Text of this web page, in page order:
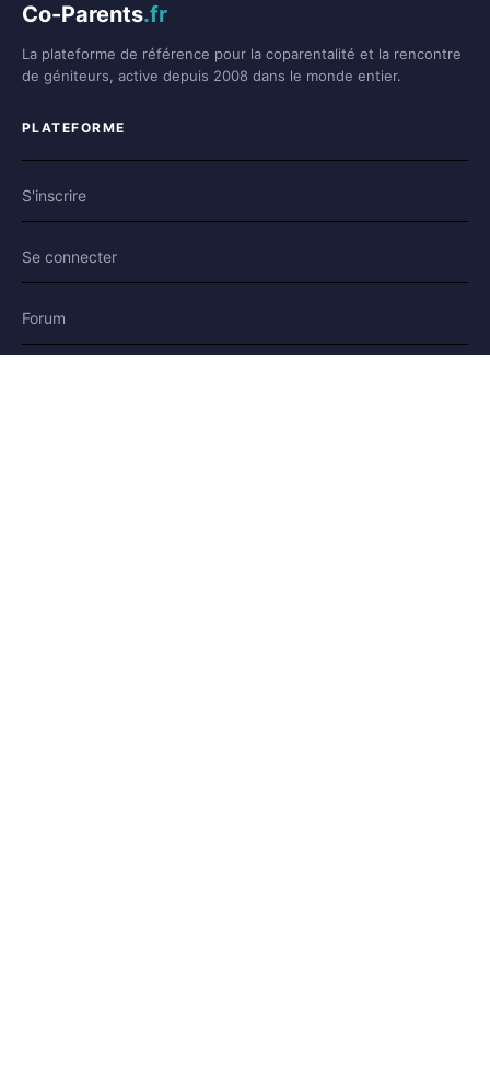
Co-Parents.fr
La plateforme de référence pour la coparentalité et la rencontre
de géniteurs, active depuis 2008 dans le monde entier.
PLATEFORME
S'inscrire
Se connecter
Forum